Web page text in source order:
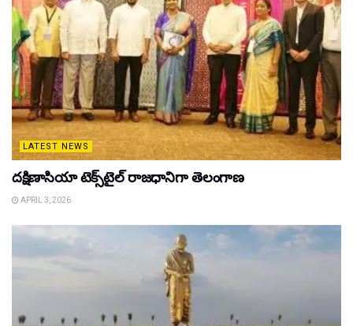
LATEST NEWS
దక్షిణాసియా టెక్స్‌టైల్ రాజధానిగా తెలంగాణ
APRIL 3, 2026